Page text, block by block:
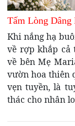
Tấm Lòng Dâng
Khi nắng hạ
về rợp khắp cả
về bên Mẹ
vườn hoa thiên
vẹn tuyền, là
thác cho nhân